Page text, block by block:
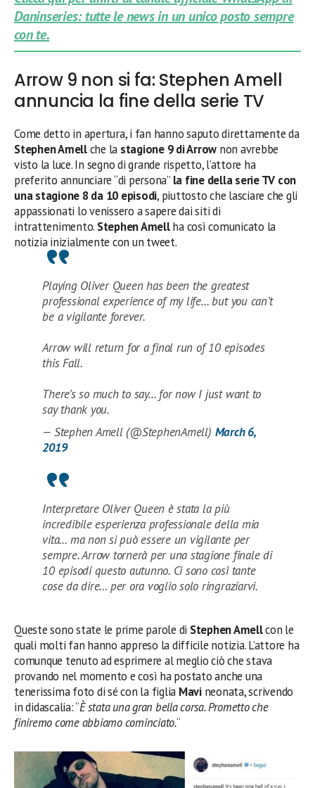
Daninseries: tutte le news in un unico posto sempre
con te.
Arrow 9 non si fa: Stephen Amell
annuncia la fine della serie TV
Come detto in apertura, i fan hanno saputo direttamente da
Stephen Amellche la stagione 9 di Arrow non avrebbe
visto la luce. In segno di grande rispetto, l’attore ha
preferito annunciare “di persona” la fine della serie TV con
una stagione 8 da 10 episodi, piuttosto che lasciare che gli
appassionati lo venissero a sapere dai siti di
intrattenimento. Stephen Amellha così comunicato la
notizia inizialmente con un tweet.
Playing Oliver Queen has been the greatest
professional experience of my life… but you can’t
be a vigilante forever.
Arrow will return for a final run of 10 episodes
this Fall.
There’s so much to say… for now I just want to
say thank you.
— Stephen Amell (@StephenAmell) March 6,
2019
Interpretare Oliver Queen è stata la più
incredibile esperienza professionale della mia
vita… ma non si può essere un vigilante per
sempre. Arrow tornerà per una stagione finale di
10 episodi questo autunno. Ci sono così tante
cose da dire… per ora voglio solo ringraziarvi.
Queste sono state le prime parole di Stephen Amellcon le
quali molti fan hanno appreso la difficile notizia. L’attore ha
comunque tenuto ad esprimere al meglio ciò che stava
provando nel momento e così ha postato anche una
tenerissima foto di sé con la figlia Mavi neonata, scrivendo
in didascalia: “È stata una gran bella corsa. Prometto che
finiremo come abbiamo cominciato.“